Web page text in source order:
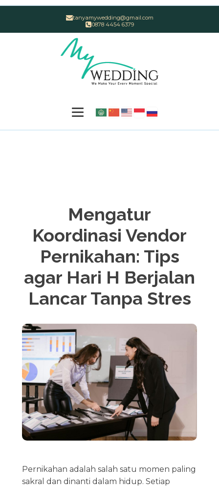
tanyamywedding@gmail.com
0878 4454 6379
Mengatur
Koordinasi Vendor
Pernikahan: Tips
agar Hari H Berjalan
Lancar Tanpa Stres
Pernikahan adalah salah satu momen paling
sakral dan dinanti dalam hidup. Setiap